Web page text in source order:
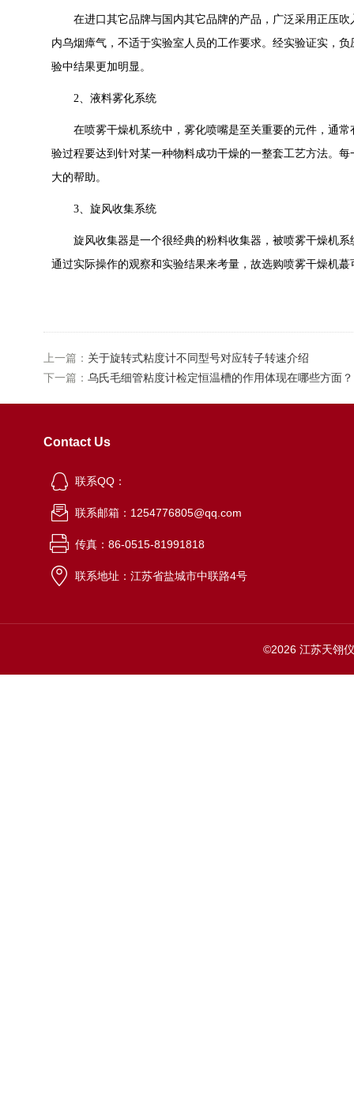
在进口其它品牌与国内其它品牌的产品，广泛采用正压吹
内乌烟瘴气，不适于实验室人员的工作要求。经实验证实，
验中结果更加明显。
2、液料雾化系统
在喷雾干燥机系统中，雾化喷嘴是至关重要的元件，通常
验过程要达到针对某一种物料成功干燥的一整套工艺方法。
大的帮助。
3、旋风收集系统
旋风收集器是一个很经典的粉料收集器，被喷雾干燥机系
通过实际操作的观察和实验结果来考量，故选购喷雾干燥机
上一篇： 关于旋转式粘度计不同型号对应转子转速介绍
下一篇： 乌氏毛细管粘度计检定恒温槽的作用体现在哪些方面？
Contact Us
联系QQ：
联系邮箱：1254776805@qq.com
传真：86-0515-81991818
联系地址：江苏省盐城市中联路4号
©2026 江苏天翎